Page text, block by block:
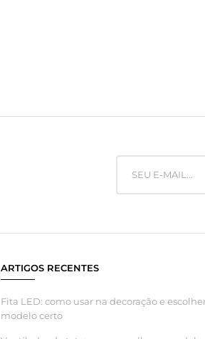
ARTIGOS RECENTES
Fita LED: como usar na decoração e
modelo certo